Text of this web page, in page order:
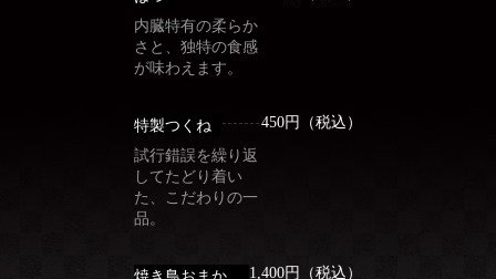
内臓特有の柔らか
さと、独特の食感
が味わえます。
特製つくね
試行錯誤を繰り返
してたどり着い
た、こだわりの一
品。
450円（税込）
1,400円（税込）